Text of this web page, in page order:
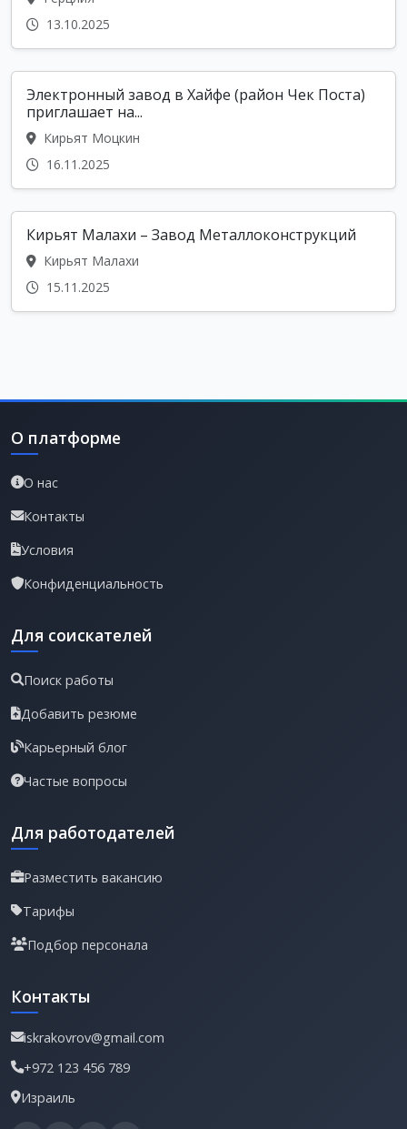
13.10.2025
Электронный завод в Хайфе (район Чек Поста)
приглашает на...
Кирьят Моцкин
16.11.2025
Кирьят Малахи – Завод Металлоконструкций
Кирьят Малахи
15.11.2025
О платформе
О нас
Контакты
Условия
Конфиденциальность
Для соискателей
Поиск работы
Добавить резюме
Карьерный блог
Частые вопросы
Для работодателей
Разместить вакансию
Тарифы
Подбор персонала
Контакты
iskrakovrov@gmail.com
+972 123 456 789
Израиль